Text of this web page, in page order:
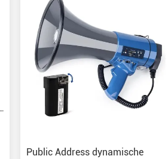
Public Address dynamische